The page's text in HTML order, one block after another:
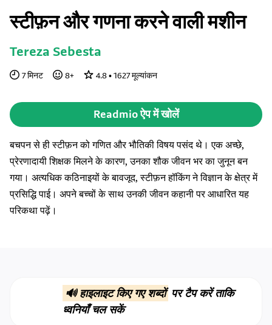
स्टीफ़न और गणना करने वाली मशीन
Tereza Sebesta
7मिनट 8+ 4.8 • 1627मूल्यांकन
Readmio ऐप में खोलें
बचपन से ही स्टीफ़न को गणित और भौतिकी विषय पसंद थे। एक अच्छे,
प्रेरणादायी शिक्षक मिलने के कारण, उनका शौक जीवन भर का जुनून बन
गया। अत्यधिक कठिनाइयों के बावजूद, स्टीफ़न हॉकिंग ने विज्ञान के क्षेत्र में
प्रसिद्धि पाई। अपने बच्चों के साथ उनकी जीवन कहानी पर आधारित यह
परिकथा पढ़ें।
🔊 हाइलाइट किए गए शब्दोंपर टैप करें ताकि
ध्वनियाँ चल सकें